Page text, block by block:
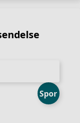
Spor